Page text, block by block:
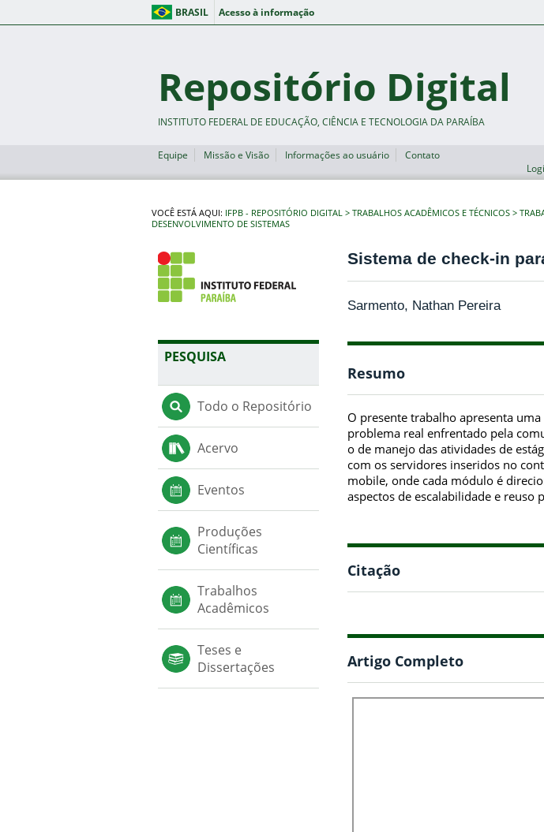
BRASIL Acesso à informação
Repositório Digital
INSTITUTO FEDERAL DE EDUCAÇÃO, CIÊNCIA E TECNOLOGIA DA PARAÍBA
Equipe Missão e Visão Informações ao usuário
Contato
VOCÊ ESTÁ AQUI: IFPB - REPOSITÓRIO DIGITAL TRABALHOS ACADÊMICOS E TÉCNICOS
DESENVOLVIMENTO DE SISTEMAS
PESQUISA
Todo o Repositório
Acervo
Eventos
Produções
Científicas
Trabalhos
Acadêmicos
Teses e
Dissertações
Sistema de check-in
Sarmento, Nathan Pereira
Resumo
O presente trabalho apresenta
problema real enfrentado pela
o de manejo das atividades de
com os servidores inseridos no
mobile, onde cada módulo é
aspectos de escalabilidade e
Citação
Artigo Completo